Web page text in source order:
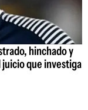
hinchado y
juicio que investiga